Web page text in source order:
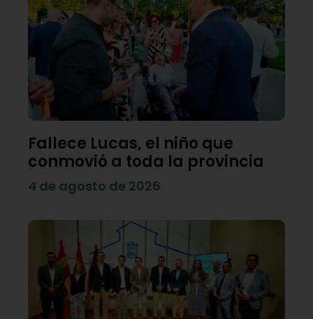
Fallece Lucas, el niño que
conmovió a toda la provincia
4 de agosto de 2026